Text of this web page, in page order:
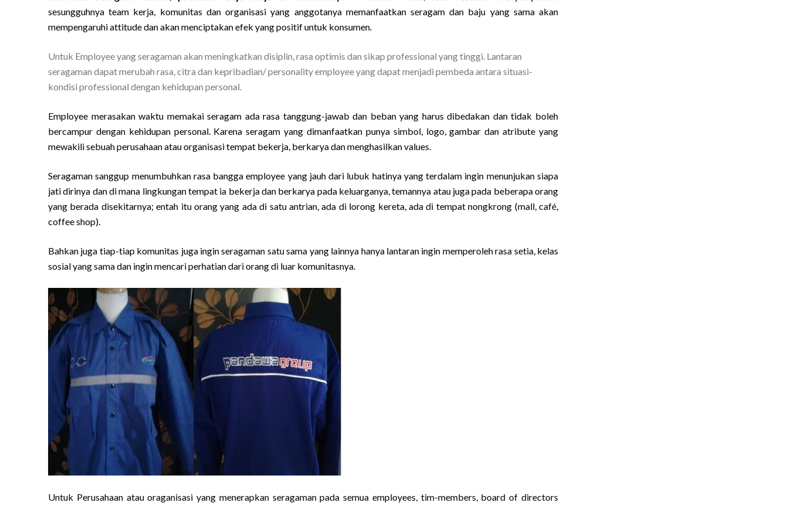
sesungguhnya team kerja, komunitas dan organisasi yang anggotanya memanfaatkan seragam dan baju yang sama akan
mempengaruhi attitude dan akan menciptakan efek yang positif untuk konsumen.
Untuk Employee yang seragaman akan meningkatkan disiplin, rasa optimis dan sikap professional yang tinggi. Lantaran
seragaman dapat merubah rasa, citra dan kepribadian/ personality employee yang dapat menjadi pembeda antara situasi-
kondisi professional dengan kehidupan personal.
Employee merasakan waktu memakai seragam ada rasa tanggung-jawab dan beban yang harus dibedakan dan tidak boleh
bercampur dengan kehidupan personal. Karena seragam yang dimanfaatkan punya simbol, logo, gambar dan atribute yang
mewakili sebuah perusahaan atau organisasi tempat bekerja, berkarya dan menghasilkan values.
Seragaman sanggup menumbuhkan rasa bangga employee yang jauh dari lubuk hatinya yang terdalam ingin menunjukan siapa
jati dirinya dan di mana lingkungan tempat ia bekerja dan berkarya pada keluarganya, temannya atau juga pada beberapa orang
yang berada disekitarnya; entah itu orang yang ada di satu antrian, ada di lorong kereta, ada di tempat nongkrong (mall, café,
coffee shop).
Bahkan juga tiap-tiap komunitas juga ingin seragaman satu sama yang lainnya hanya lantaran ingin memperoleh rasa setia, kelas
sosial yang sama dan ingin mencari perhatian dari orang di luar komunitasnya.
Untuk Perusahaan atau oraganisasi yang menerapkan seragaman pada semua employees, tim-members, board of directors